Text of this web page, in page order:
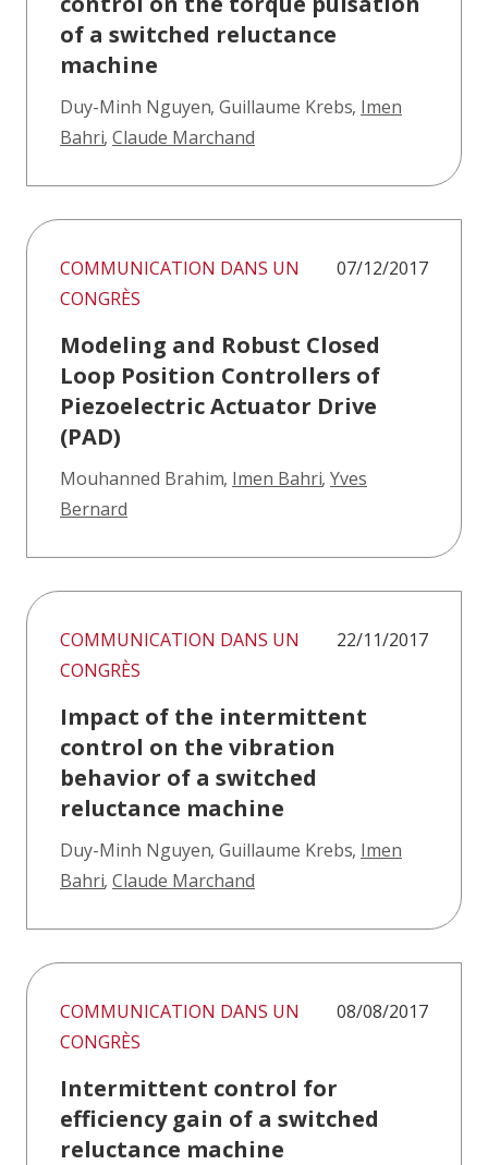
of a switched reluctance
machine
Duy-Minh Nguyen, Guillaume Krebs, Imen
Bahri, Claude Marchand
COMMUNICATION DANS UN
CONGRÈS
07/12/2017
Modeling and Robust Closed
Loop Position Controllers of
Piezoelectric Actuator Drive
(PAD)
Mouhanned Brahim, Imen Bahri, Yves
Bernard
COMMUNICATION DANS UN
CONGRÈS
22/11/2017
Impact of the intermittent
control on the vibration
behavior of a switched
reluctance machine
Duy-Minh Nguyen, Guillaume Krebs, Imen
Bahri, Claude Marchand
COMMUNICATION DANS UN
CONGRÈS
08/08/2017
Intermittent control for
efficiency gain of a switched
reluctance machine